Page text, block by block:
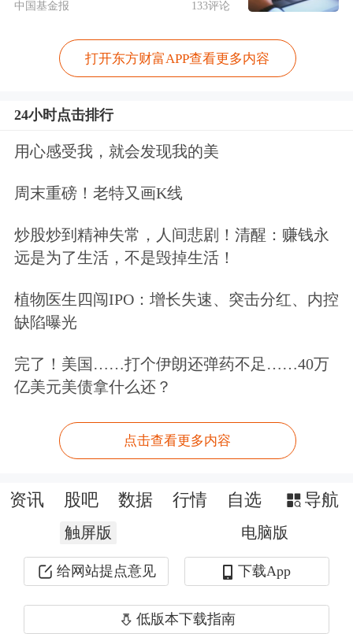
消费占比超过20%。近年来，受国际形
响，铂、钯价格波动幅度较大，近五年
的年度价格波动幅度均超过20%。
相关数据显示，铂价格受国际形势、国
内回收产能扩张、下游消费需求变化等
多重因素影响。2020年初，铂价跌至近
五年最低点154.04元/克，随后经历了近
一年的震荡上涨行情。2022年至2024
年，铂价格在200元/克至260元/克的区
间内震荡。2024年的均价为228.97元/
克。从价格波动幅度来看，2020年至
2024年分别为51.28%、40.18%、
28.81%、23.89%和23.44%。
2020年至2022年初，钯价格高位震荡，
一度达到761元/克的价格高点。2022年
4月至2024年，受纯电动汽车冲击、疫
中国基金报 133评论
打开东方财富APP查看更多内容
24小时点击排行
用心感受我，就会发现我的美
周末重磅！老特又画K线
炒股炒到精神失常，人间悲剧！清醒：赚钱永
远是为了生活，不是毁掉生活！
植物医生四闯IPO：增长失速、突击分红、内控
缺陷曝光
完了！美国……打个伊朗还弹药不足……40万
亿美元美债拿什么还？
点击查看更多内容
资讯 股吧 数据 行情 自选 导航
触屏版 电脑版
给网站提点意见 下载App
低版本下载指南